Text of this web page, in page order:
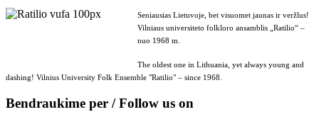
Seniausias Lietuvoje, bet visuomet jaunas ir veržlus!
Vilniaus universiteto folkloro ansamblis „Ratilio“ –
nuo 1968 m.
The oldest one in Lithuania, yet always young and
dashing! Vilnius University Folk Ensemble "Ratilio" – since 1968.
Bendraukime per / Follow us on